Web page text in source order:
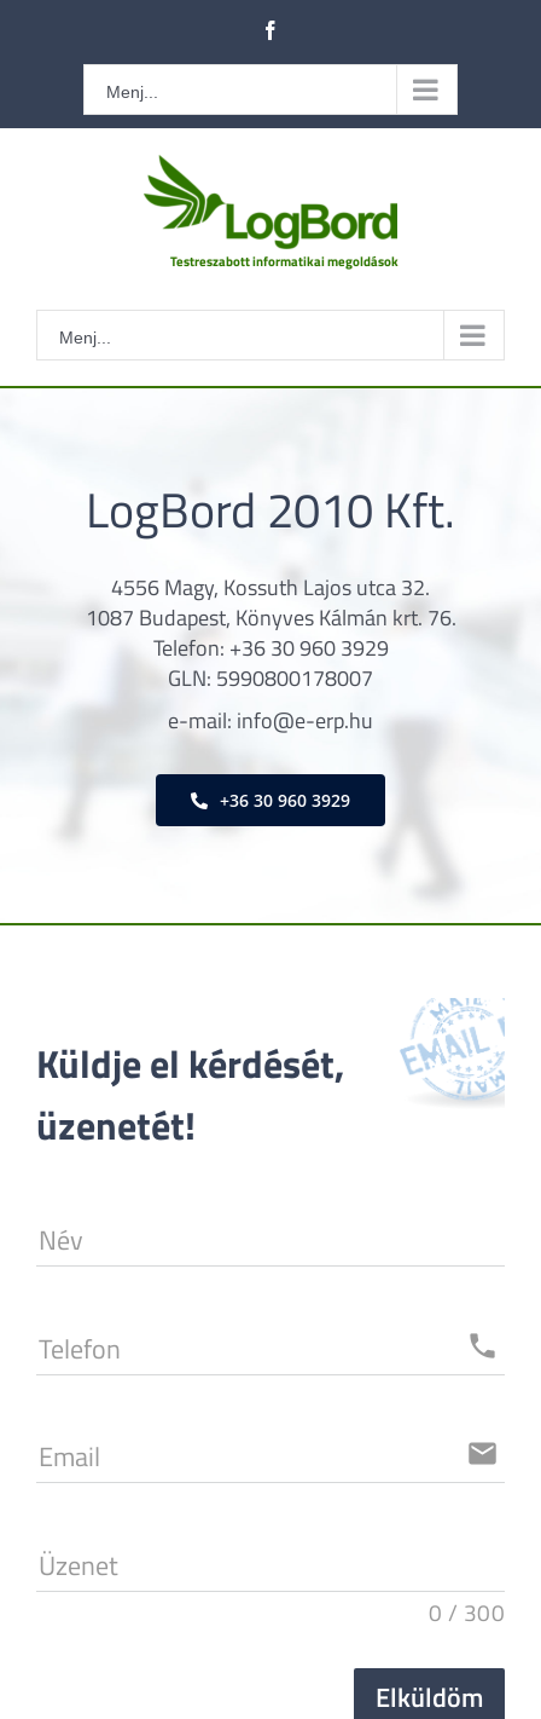
Menj...
Menj...
LogBord 2010 Kft.
4556 Magy, Kossuth Lajos utca 32.
1087 Budapest, Könyves Kálmán krt. 76.
Telefon: +36 30 960 3929
GLN: 5990800178007
e-mail: info@e-erp.hu
+36 30 960 3929
Küldje el kérdését,
üzenetét!
Név
Telefon local_phone
Email email
Üzenet
0 / 300
Elküldöm